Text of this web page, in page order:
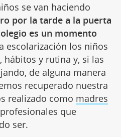
se van haciendo
por la tarde a la puerta
es un momento
escolarización los niños
hábitos y rutina y, si las
de alguna manera
recuperado nuestra
realizado como madres
que
ser.